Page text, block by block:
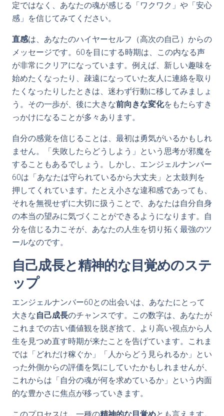
定ではなく、あなたの魂が感じる「ワクワク」や「安心
感」を信じてみてください。
直感は、あなたのハイヤーセルフ（高次の自己）からの
メッセージです。60を目にする時期は、この内なる声
が非常にクリアになっています。例えば、新しい趣味を
始めたくなったり、疎遠になっていた友人に連絡を取り
たくなったりしたときは、迷わず行動に移してみましょ
う。その一歩が、後に大きな前向きな変化をもたらすき
っかけになることが多々あります。
自分の感覚を信じることは、最初は勇気がいるかもしれ
ません。「失敗したらどうしよう」という思考が邪魔を
することもあるでしょう。しかし、エンジェルナンバー
60は「あなたは守られているから大丈夫」と太鼓判を
押してくれています。たとえ小さな違和感であっても、
それを無視せずに大切に扱うことで、あなたは自分自身
の本当の望みに気づくことができるようになります。自
分を信じる力こそが、あなたの人生を切り拓く最強のツ
ールなのです。
自己成長と精神的な目覚めのステ
ップ
エンジェルナンバー60との出会いは、あなたにとって
大きな自己成長のチャンスです。この数字は、あなたが
これまでの古い価値観を脱ぎ捨て、より高い視点から人
生を見つめ直す時期が来たことを告げています。これま
では「どれだけ稼ぐか」「人からどう見られるか」とい
った外側からの評価を気にしていたかもしれませんが、
これからは「自分の魂が何を求めているか」という内面
的な豊かさに焦点が移っていきます。